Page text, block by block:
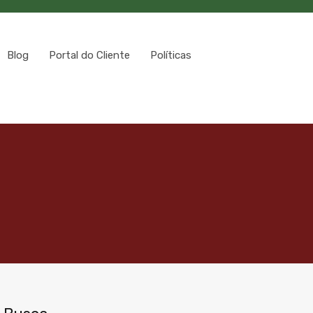
Blog Portal do Cliente Políticas